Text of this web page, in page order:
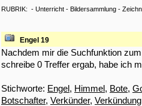
RUBRIK: - Unterricht - Bildersammlung -
Engel 19
Nachdem mir die Suchfunktion
schreibe 0 Treffer ergab, habe ich
Stichworte: Engel, Himmel, Bote,
Botschafter, Verkünder, Verkündung